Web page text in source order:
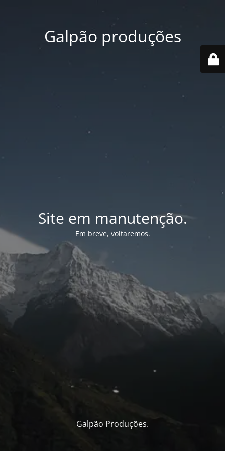
Galpão produções
Site em manutenção.
Em breve, voltaremos.
Galpão Produções.